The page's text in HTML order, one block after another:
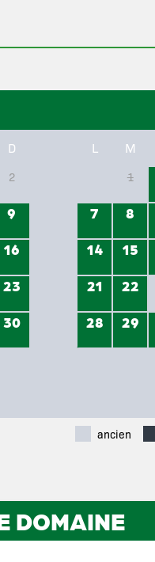
D
2
9
16
23
30
L M
1
7
8
14
15
21
22
28
29
ancien
DOMAINE